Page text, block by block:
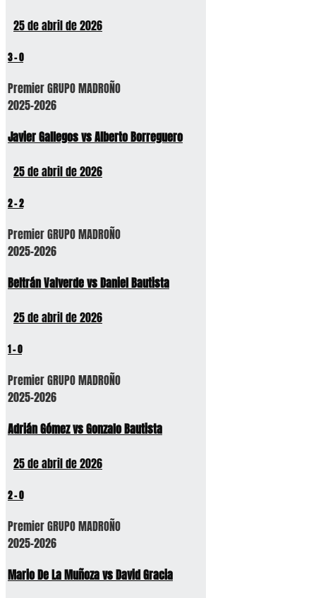
25 de abril de 2026
3-0
Premier GRUPO MADROÑO
2025-2026
Javier Gallegos vs Alberto Borreguero
25 de abril de 2026
2-2
Premier GRUPO MADROÑO
2025-2026
Beltrán Valverde vs Daniel Bautista
25 de abril de 2026
1-0
Premier GRUPO MADROÑO
2025-2026
Adrián Gómez vs Gonzalo Bautista
25 de abril de 2026
2-0
Premier GRUPO MADROÑO
2025-2026
Mario De La Muñoza vs David Gracia